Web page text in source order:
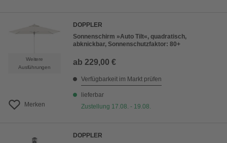
Weitere
Ausführungen
Merken
DOPPLER
Sonnenschirm »Auto Tilt«, quadratisch,
abknickbar, Sonnenschutzfaktor: 80+
ab 229,00 €
Verfügbarkeit im Markt prüfen
lieferbar
Zustellung 17.08. - 19.08.
DOPPLER